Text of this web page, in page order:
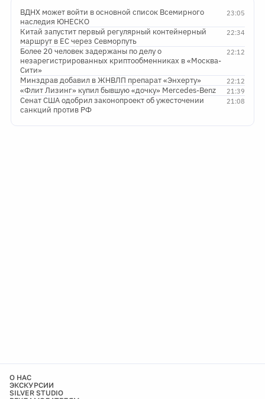
23:05
ВДНХ может войти в основной список Всемирного
наследия ЮНЕСКО
22:34
Китай запустит первый регулярный контейнерный
маршрут в ЕС через Севморпуть
22:12
Более 20 человек задержаны по делу о
незарегистрированных криптообменниках в «Москва-
Сити»
22:12
Минздрав добавил в ЖНВЛП препарат «Энхерту»
21:39
«Флит Лизинг» купил бывшую «дочку» Mercedes-Benz
21:08
Сенат США одобрил законопроект об ужесточении
санкций против РФ
О НАС
ЭКСКУРСИИ
SILVER STUDIO